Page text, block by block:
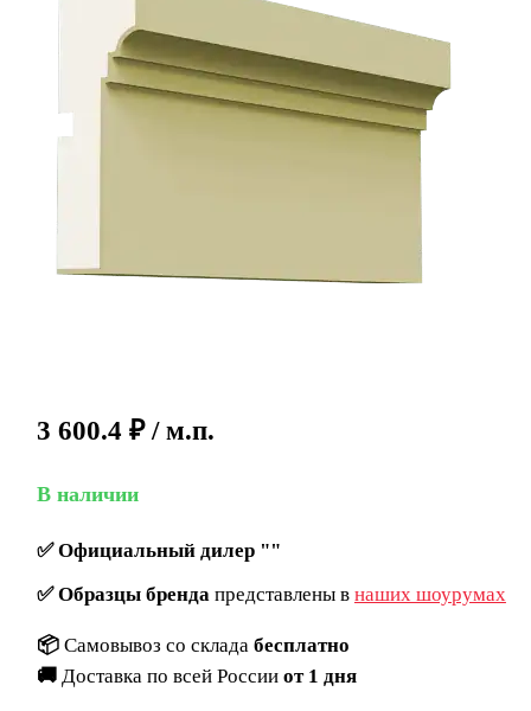
3 600.4 ₽ / м.п.
В наличии
✅Официальный дилер ""
✅Образцы брендапредставлены в наших шоурумах
📦 Самовывоз со склада бесплатно
🚚 Доставка по всей России от 1 дня